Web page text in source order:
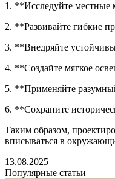
1. **Исследуйте местные
2. **Развивайте гибкие
3. **Внедряйте
4. **Создайте мягкое
5. **Применяйте
6. **Сохраните
Таким образом,
вписываться в
13.08.2025
Популярные статьи